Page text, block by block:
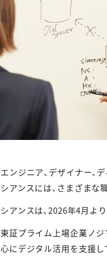
エンジニア、デザイナー、デ
シアンスには、さまざまな
シアンスは、2026年4月よ
東証プライム上場企業ノ
心にデジタル活用を支援し